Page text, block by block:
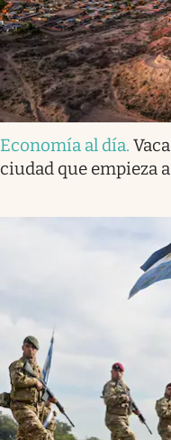
Economía al día.
ciudad que empieza